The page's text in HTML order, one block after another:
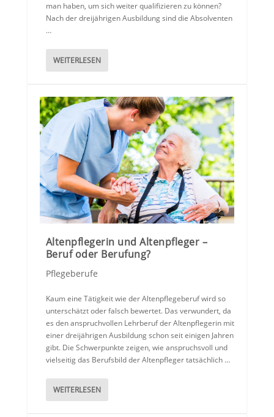
man haben, um sich weiter qualifizieren zu können?
Nach der dreijährigen Ausbildung sind die Absolventen
…
WEITERLESEN
Altenpflegerin und Altenpfleger –
Beruf oder Berufung?
Pflegeberufe
Kaum eine Tätigkeit wie der Altenpflegeberuf wird so
unterschätzt oder falsch bewertet. Das verwundert, da
es den anspruchvollen Lehrberuf der Altenpflegerin mit
einer dreijährigen Ausbildung schon seit einigen Jahren
gibt. Die Schwerpunkte zeigen, wie anspruchsvoll und
vielseitig das Berufsbild der Altenpfleger tatsächlich …
WEITERLESEN